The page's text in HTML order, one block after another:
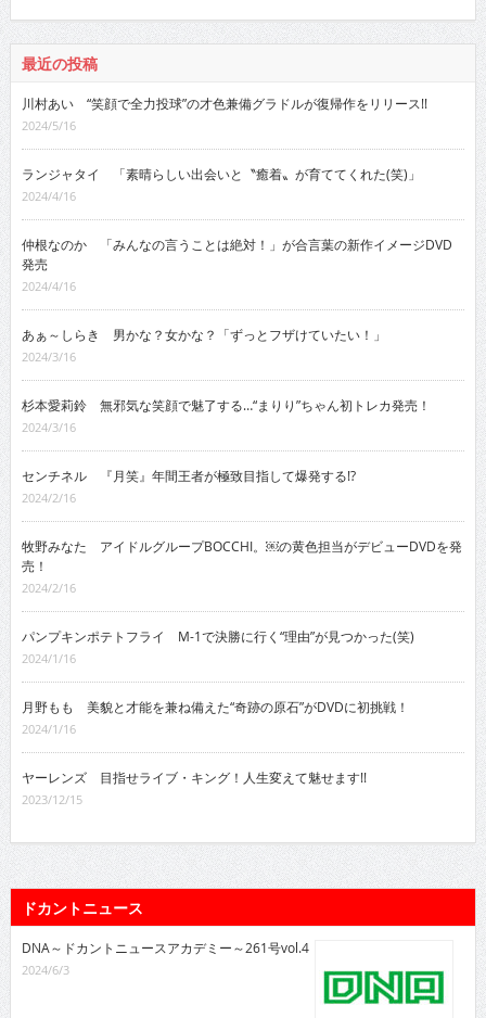
最近の投稿
川村あい “笑顔で全力投球”の才色兼備グラドルが復帰作をリリース!!
2024/5/16
ランジャタイ 「素晴らしい出会いと〝癒着〟が育ててくれた(笑)」
2024/4/16
仲根なのか 「みんなの言うことは絶対！」が合言葉の新作イメージDVD
発売
2024/4/16
あぁ～しらき 男かな？女かな？「ずっとフザけていたい！」
2024/3/16
杉本愛莉鈴 無邪気な笑顔で魅了する…“まりり”ちゃん初トレカ発売！
2024/3/16
センチネル 『月笑』年間王者が極致目指して爆発する!?
2024/2/16
牧野みなた アイドルグループBOCCHI。￼の黄色担当がデビューDVDを発
売！
2024/2/16
パンプキンポテトフライ M-1で決勝に行く“理由”が見つかった(笑)
2024/1/16
月野もも 美貌と才能を兼ね備えた“奇跡の原石”がDVDに初挑戦！
2024/1/16
ヤーレンズ 目指せライブ・キング！人生変えて魅せます!!
2023/12/15
ドカントニュース
DNA～ドカントニュースアカデミー～261号vol.4
2024/6/3